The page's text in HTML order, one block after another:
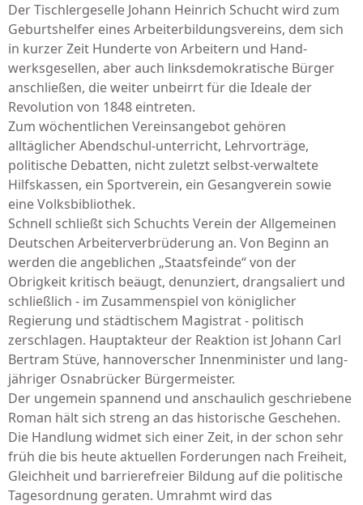
Der Tisch­­lergeselle Johann Heinrich Schucht wird zum
Geburtshelfer eines Ar­beiterbildungsvereins, dem sich
in kurzer Zeit Hunderte von Arbeitern und Hand­
werksgesellen, aber auch linksde­mo­kratische Bürger
an­schließen, die weiter unbeirrt für die Ideale der
Revolution von 1848 eintreten.
Zum wöchent­lichen Vereinsangebot gehören
alltäglicher Abendschul-unterricht, Lehr­vorträge,
politische Debatten, nicht zuletzt selbst-ver­waltete
Hilfskassen, ein Sportverein, ein Gesangverein sowie
eine Volks­bibliothek.
Schnell schließt sich Schuchts Verein der Allgemeinen
Deutschen Arbei­terverbrüderung an. Von Beginn an
werden die angeblichen „Staats­feinde“ von der
Obrigkeit kritisch beäugt, denun­ziert, drangsaliert und
schließlich - im Zusammenspiel von königlicher
Regierung und städti­schem Magistrat - politisch
zerschlagen. Haupt­akteur der Reaktion ist Johann Carl
Bertram Stüve, hannoverscher Innenminister und lang­
jähriger Osnabrücker Bürgermeister.
Der ungemein spannend und anschaulich geschriebene
Roman hält sich streng an das historische Geschehen.
Die Handlung widmet sich einer Zeit, in der schon sehr
früh die bis heute aktuellen Forderungen nach Freiheit,
Gleichheit und barrierefreier Bildung auf die politische
Tagesordnung geraten. Umrahmt wird das